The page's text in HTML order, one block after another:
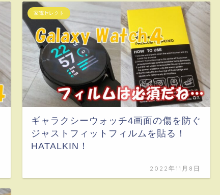
家電セレクト
ギャラクシーウォッチ4画面の傷を防ぐ
ジャストフィットフィルムを貼る！
HATALKIN！
2022年11月8日